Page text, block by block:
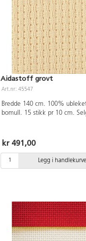
Aidastoff grovt
Art.nr: 45547
Bredde 140 cm. 100%
bomull. 15 stikk pr 10 cm.
kr 491,00
Legg i